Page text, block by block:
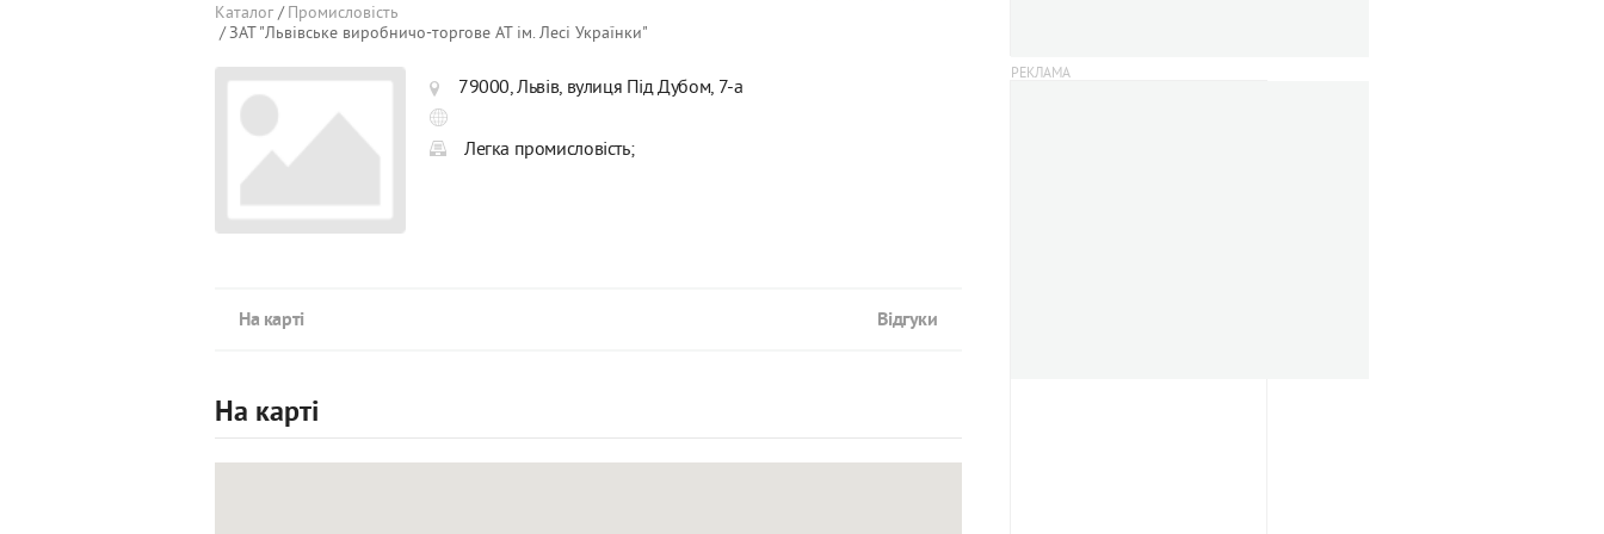
Каталог
Промисловість
ЗАТ "Львівське виробничо-торгове АТ ім. Лесі Українки"
79000, Львів, вулиця Під Дубом, 7-а
Легка промисловість;
На карті Відгуки
На карті